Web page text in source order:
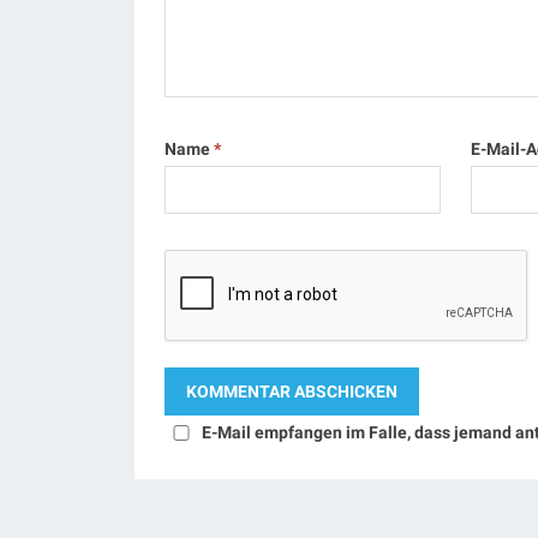
Name* E-Mail-
E-Mail empfangen im Falle, dass jemand